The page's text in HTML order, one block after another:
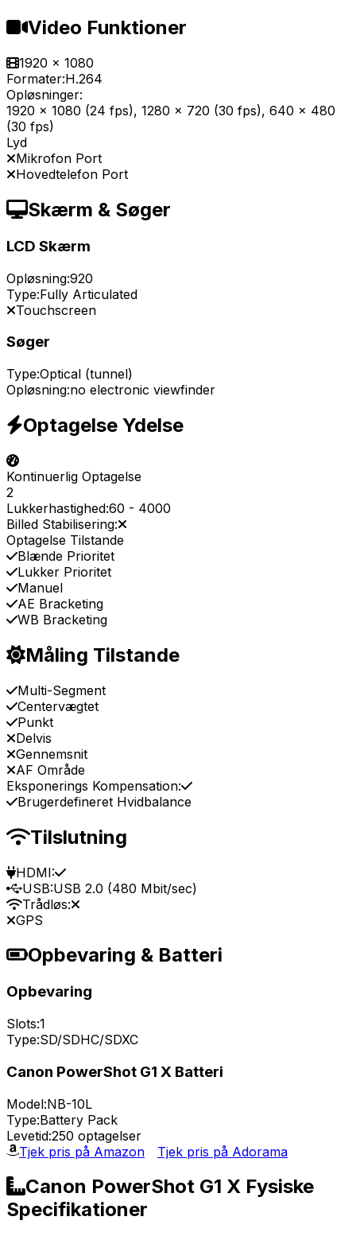
Video Funktioner
1920 x 1080
Formater:H.264
Opløsninger:
1920 x 1080 (24 fps), 1280 x 720 (30 fps), 640 x 480
(30 fps)
Lyd
Mikrofon Port
Hovedtelefon Port
Skærm & Søger
LCD Skærm
Opløsning:920
Type:Fully Articulated
Touchscreen
Søger
Type:Optical (tunnel)
Opløsning:no electronic viewfinder
Optagelse Ydelse
Kontinuerlig Optagelse
2
Lukkerhastighed:60 - 4000
Billed Stabilisering:
Optagelse Tilstande
Blænde Prioritet
Lukker Prioritet
Manuel
AE Bracketing
WB Bracketing
Måling Tilstande
Multi-Segment
Centervægtet
Punkt
Delvis
Gennemsnit
AF Område
Eksponerings Kompensation:
Brugerdefineret Hvidbalance
Tilslutning
HDMI:
USB:USB 2.0 (480 Mbit/sec)
Trådløs:
GPS
Opbevaring & Batteri
Opbevaring
Slots:1
Type:SD/SDHC/SDXC
Canon PowerShot G1 X Batteri
Model:NB-10L
Type:Battery Pack
Levetid:250 optagelser
Tjek pris på Amazon
Tjek pris på Adorama
Canon PowerShot G1 X Fysiske
Specifikationer